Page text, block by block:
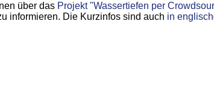
über das Projekt "Wassertiefen per
informieren. Die Kurzinfos sind auch in